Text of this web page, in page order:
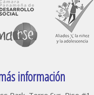
información